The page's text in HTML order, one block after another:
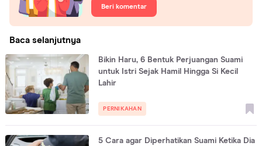
Beri komentar
Baca selanjutnya
Bikin Haru, 6 Bentuk Perjuangan Suami
untuk Istri Sejak Hamil Hingga Si Kecil
Lahir
PERNIKAHAN
5 Cara agar Diperhatikan Suami Ketika Dia